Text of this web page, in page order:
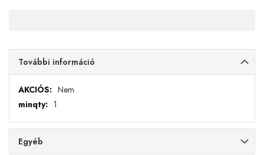
További információ
További
információ
Nem
1
Egyéb